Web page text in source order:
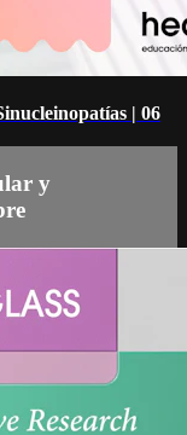
| 06
y